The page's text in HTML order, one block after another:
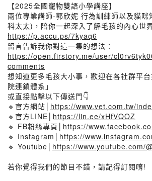
【2025全國寵物雙語小學講座】
兩位專業講師-郭欣妮 行為訓練師以及貓
科太太)，陪你一起深入了解毛孩的內心世
https://p.accu.ps/7kyaq6
留言告訴我你對這一集的想法：
https://open.firstory.me/user/
comments
想知道更多毛孩大小事，歡迎在各社群平
院連鎖體系」
或直接點擊以下傳送門👇️
🔹官方網站│ https://www.vet.com.tw/
🔹官方LINE│ https://lin.ee/xHfVQOZ
🔹 FB粉絲專頁│ https://
🔹 Instagram│ https://
🔹 Youtube│ https://www.youtube.com/
若你覺得我們的節目不錯，請記得訂閱唷!